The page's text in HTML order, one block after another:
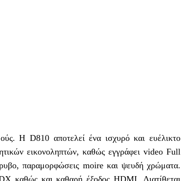
Η D810 αποτελεί ένα ισχυρό και ευέλικτο
εικονοληπτών, καθώς εγγράφει video Full
παραμορφώσεις moire και ψευδή χρώματα.
καθώς και καθαρή έξοδος HDMI. Διατίθεται